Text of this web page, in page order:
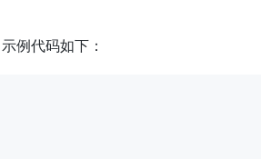
例代码如下：